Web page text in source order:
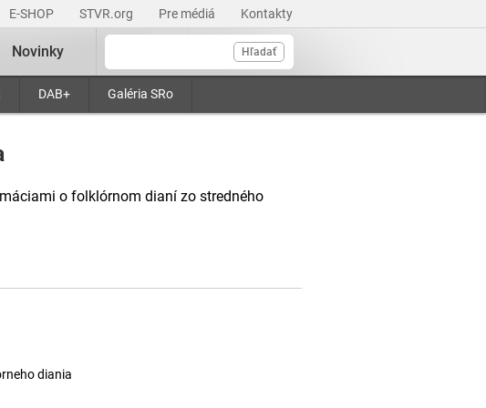
E-SHOP STVR.org Pre médiá Kontakty
Hľadať
DAB+ Galéria SRo
Novinky
o folklórnom dianí zo stredného
diania